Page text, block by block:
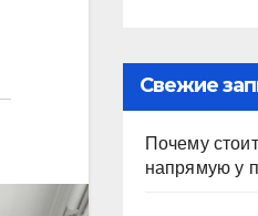
Свежие
Почему
напрямую у